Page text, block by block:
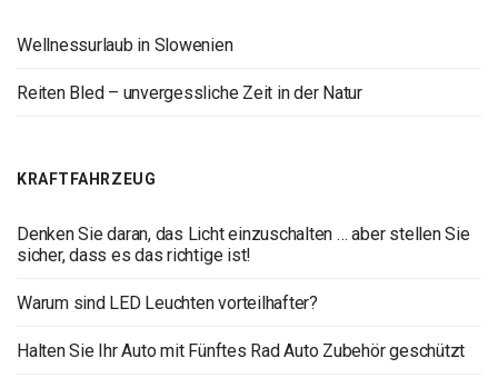
Wellnessurlaub in Slowenien
Reiten Bled – unvergessliche Zeit in der Natur
KRAFTFAHRZEUG
Denken Sie daran, das Licht einzuschalten … aber stellen Sie
sicher, dass es das richtige ist!
Warum sind LED Leuchten vorteilhafter?
Halten Sie Ihr Auto mit Fünftes Rad Auto Zubehör geschützt